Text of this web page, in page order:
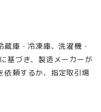
庫・冷凍庫、洗濯機・
基づき、製造メーカーが
依頼するか、指定取引場